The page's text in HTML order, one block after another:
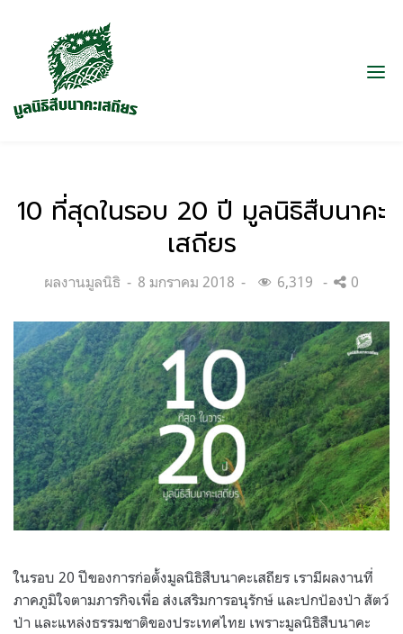
10 ที่สุดในรอบ 20 ปี มูลนิธิสืบนาคะ
เสถียร
Categories:
ผลงานมูลนิธิ
Posted
8 มกราคม 2018 6,319 0
ในรอบ 20 ปีของการก่อตั้งมูลนิธิสืบนาคะเสถียร เรามีผลงานที่
ภาคภูมิใจตามภารกิจเพื่อ ส่งเสริมการอนุรักษ์ และปกป้องป่า สัตว์
ป่า และแหล่งธรรมชาติของประเทศไทย เพราะมูลนิธิสืบนาคะ